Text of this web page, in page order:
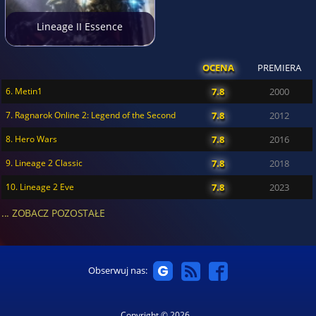
Lineage II Essence
OCENA PREMIERA
6. Metin1 7.8 2000
7. Ragnarok Online 2: Legend of the Second 7.8 2012
8. Hero Wars 7.8 2016
9. Lineage 2 Classic 7.8 2018
10. Lineage 2 Eve 7.8 2023
... ZOBACZ POZOSTAŁE
Obserwuj nas: